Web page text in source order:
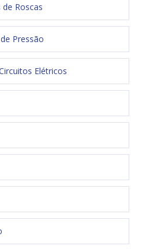
Roscas
Pressão
Elétricos